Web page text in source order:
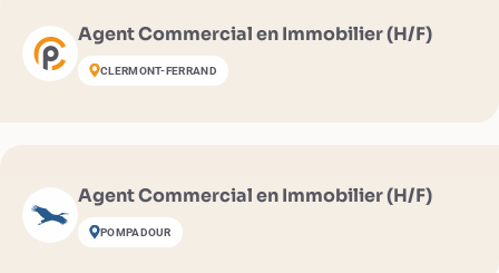
Agent Commercial en Immobilier (H/F)
CLERMONT-FERRAND
Agent Commercial en Immobilier (H/F)
POMPADOUR